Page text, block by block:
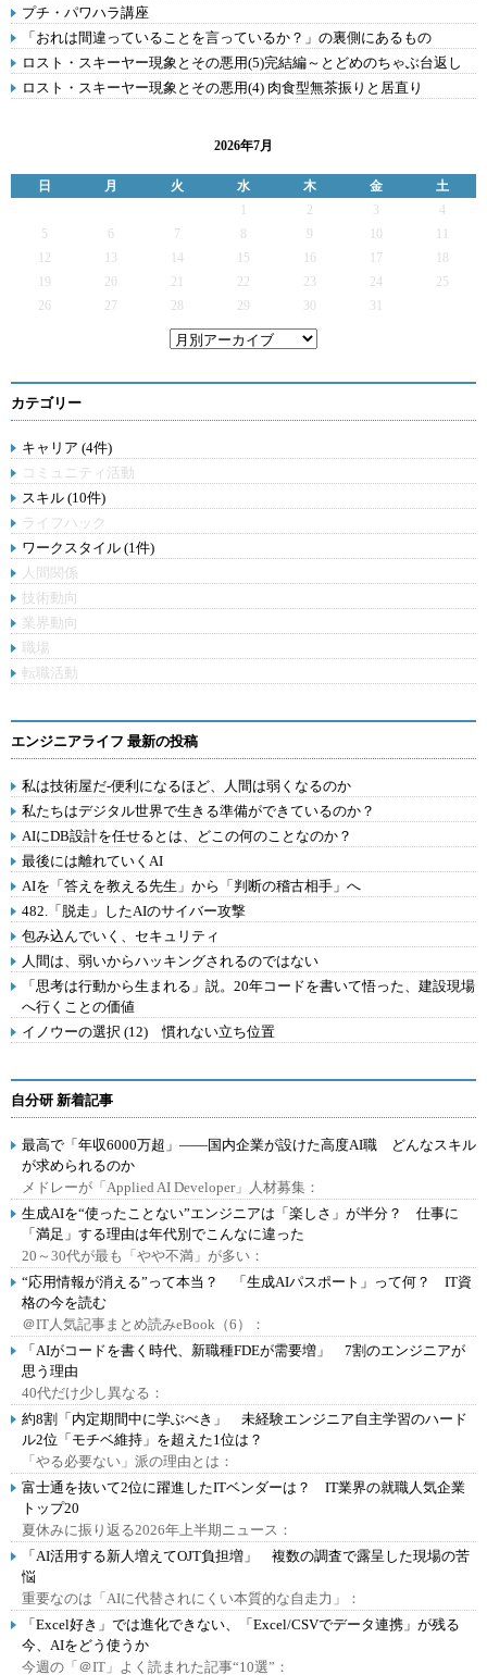
プチ・パワハラ講座
「おれは間違っていることを言っているか？」の裏側にあるもの
ロスト・スキーヤー現象とその悪用(5)完結編～とどめのちゃぶ台返し
ロスト・スキーヤー現象とその悪用(4) 肉食型無茶振りと居直り
2026年7月
日 月 火 水 木 金
土
2 3
4
5
6 7 9
12
13 14 15 16 17
19
20 21 22 23 24
25
26
27 28 29 30 31
カテゴリー
キャリア (4件)
コミュニティ活動
スキル (10件)
ライフハック
ワークスタイル (1件)
人間関係
技術動向
業界動向
職場
転職活動
エンジニアライフ 最新の投稿
私は技術屋だ-便利になるほど、人間は弱くなるのか
私たちはデジタル世界で生きる準備ができているのか？
AIにDB設計を任せるとは、どこの何のことなのか？
最後には離れていくAI
AIを「答えを教える先生」から「判断の稽古相手」へ
482.「脱走」したAIのサイバー攻撃
包み込んでいく、セキュリティ
人間は、弱いからハッキングされるのではない
「思考は行動から生まれる」説。20年コードを書いて悟った、建設現場
へ行くことの価値
イノウーの選択 (12) 慣れない立ち位置
自分研 新着記事
最高で「年収6000万超」――国内企業が設けた高度AI職 どんなスキル
が求められるのか
メドレーが「Applied AI Developer」人材募集：
生成AIを“使ったことない”エンジニアは「楽しさ」が半分？ 仕事に
「満足」する理由は年代別でこんなに違った
20～30代が最も「やや不満」が多い：
“応用情報が消える”って本当？ 「生成AIパスポート」って何？ IT資
格の今を読む
＠IT人気記事まとめ読みeBook（6）：
「AIがコードを書く時代、新職種FDEが需要増」 7割のエンジニアが
思う理由
40代だけ少し異なる：
約8割「内定期間中に学ぶべき」 未経験エンジニア自主学習のハード
ル2位「モチベ維持」を超えた1位は？
「やる必要ない」派の理由とは：
富士通を抜いて2位に躍進したITベンダーは？ IT業界の就職人気企業
トップ20
夏休みに振り返る2026年上半期ニュース：
「AI活用する新人増えてOJT負担増」 複数の調査で露呈した現場の苦
悩
重要なのは「AIに代替されにくい本質的な自走力」：
「Excel好き」では進化できない、「Excel/CSVでデータ連携」が残る
今、AIをどう使うか
今週の「＠IT」よく読まれた記事“10選”：